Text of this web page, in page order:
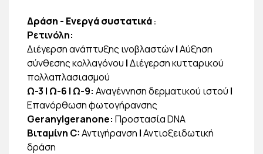
Δράση - Ενεργά συστατικά :
Ρετινόλη:
Διέγερση ανάπτυξης ινοβλαστών|Αύξηση
σύνθεσης κολλαγόνου |Διέγερση κυτταρικού
πολλαπλασιασμού
Ω-3 | Ω-6 | Ω-9: Αναγέννηση δερματικού ιστού |
Επανόρθωση φωτογήρανσης
Geranylgeranone: Προστασία DNA
Βιταμίνη C:Αντιγήρανση |Αντιοξειδωτική
δράση